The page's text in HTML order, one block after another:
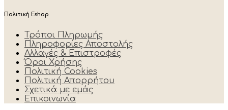
Πολιτική Eshop
Τρόποι Πληρωμής
Πληροφορίες Αποστολής
Αλλαγές & Επιστροφές
Όροι Χρήσης
Πολιτική Cookies
Πολιτική Απορρήτου
Σχετικά με εμάς
Επικοινωνία